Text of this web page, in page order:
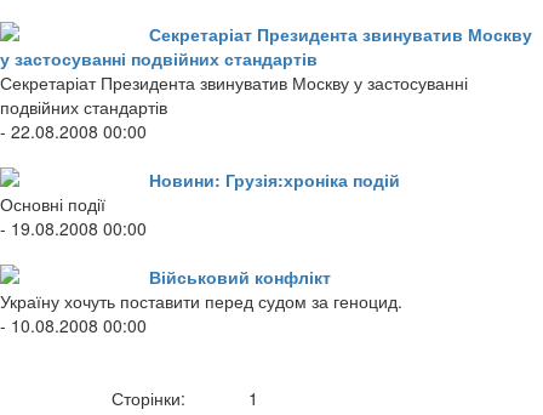
Секретаріат Президента звинуватив Москву
у застосуванні подвійних стандартів
Секретаріат Президента звинуватив Москву у застосуванні
подвійних стандартів
- 22.08.2008 00:00
Новини: Грузія:хроніка подій
Основні події
- 19.08.2008 00:00
Військовий конфлікт
Україну хочуть поставити перед судом за геноцид.
- 10.08.2008 00:00
Сторінки: 1